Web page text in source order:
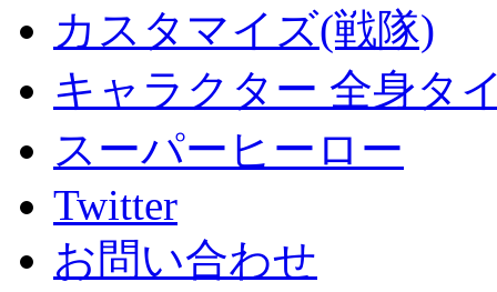
カスタマイズ(戦隊)
キャラクター 全身タ
スーパーヒーロー
Twitter
お問い合わせ